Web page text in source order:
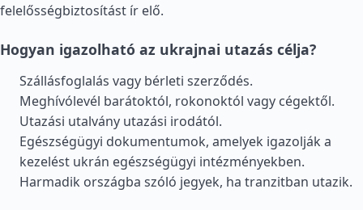
felelősségbiztosítást ír elő.
Hogyan igazolható az ukrajnai utazás célja?
Szállásfoglalás vagy bérleti szerződés.
Meghívólevél barátoktól, rokonoktól vagy cégektől.
Utazási utalvány utazási irodától.
Egészségügyi dokumentumok, amelyek igazolják a
kezelést ukrán egészségügyi intézményekben.
Harmadik országba szóló jegyek, ha tranzitban utazik.